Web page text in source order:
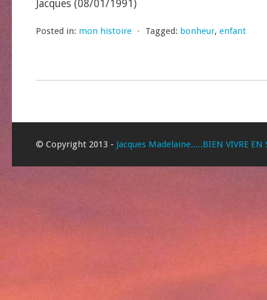
Jacques (08/01/1991)
Posted in: mon histoire ⋅ Tagged: bonheur, enfant
© Copyright 2013 - Jacques Madelaine.....BIEN VIVRE EN